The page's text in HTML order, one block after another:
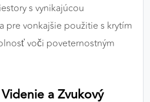
s vynikajúcou
pre vonkajšie použitie s krytím
voči poveternostným
a Zvukový
relevantnú reklamu, a to na
sieťach tretích strán.